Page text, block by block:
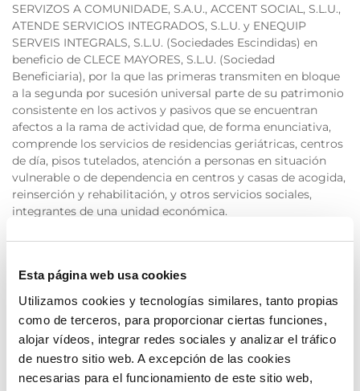
Esta página web usa cookies
Utilizamos cookies y tecnologías similares, tanto propias
como de terceros, para proporcionar ciertas funciones,
alojar vídeos, integrar redes sociales y analizar el tráfico
de nuestro sitio web. A excepción de las cookies
necesarias para el funcionamiento de este sitio web,
SERVIZOS A COMUNIDADE, S.A.U., ACCENT SOCIAL, S.L.U.,
ATENDE SERVICIOS INTEGRADOS, S.L.U. y ENEQUIP
SERVEIS INTEGRALS, S.L.U. (Sociedades Escindidas) en
beneficio de CLECE MAYORES, S.L.U. (Sociedad
Beneficiaria), por la que las primeras transmiten en bloque
a la segunda por sucesión universal parte de su patrimonio
consistente en los activos y pasivos que se encuentran
afectos a la rama de actividad que, de forma enunciativa,
comprende los servicios de residencias geriátricas, centros
de día, pisos tutelados, atención a personas en situación
vulnerable o de dependencia en centros y casas de acogida,
reinserción y rehabilitación, y otros servicios sociales,
integrantes de una unidad económica.
Dicho Proyecto de Escisión Parcial ha sido aprobado por
sociedades involucradas con fecha 20 de mayo de 2025.
Está previsto que la Junta General de las sociedades
implicadas a celebrar el 26 de junio de 2025 apruebe, en su
caso, la operación de escisión parcial que tiene como base
el mencionado Proyecto, así como los Balances de
Escisión, cerrados a 31 de diciembre de 2024.